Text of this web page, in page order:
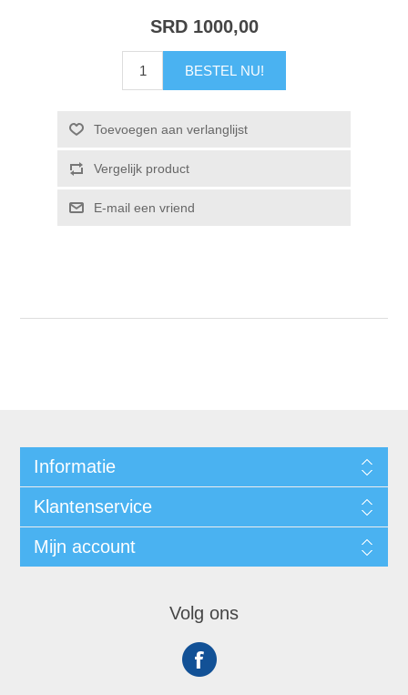
SRD 1000,00
BESTEL NU!
Toevoegen aan verlanglijst
Vergelijk product
E-mail een vriend
Informatie
Klantenservice
Mijn account
Volg ons